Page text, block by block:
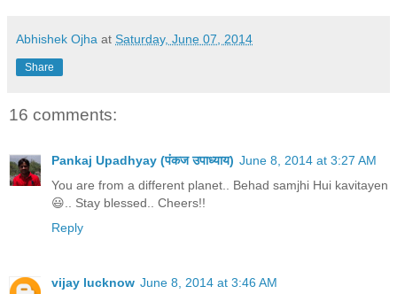
Abhishek Ojha at Saturday, June 07, 2014
Share
16 comments:
Pankaj Upadhyay (पंकज उपाध्याय) June 8, 2014 at 3:27 AM
You are from a different planet.. Behad samjhi Hui kavitayen
😃.. Stay blessed.. Cheers!!
Reply
vijay lucknow June 8, 2014 at 3:46 AM